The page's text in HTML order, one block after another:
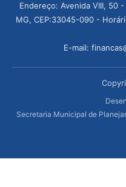
Endereço: Avenida VIII, 50
MG, CEP:33045-090 -
E-mail:
Secretaria Municipal de